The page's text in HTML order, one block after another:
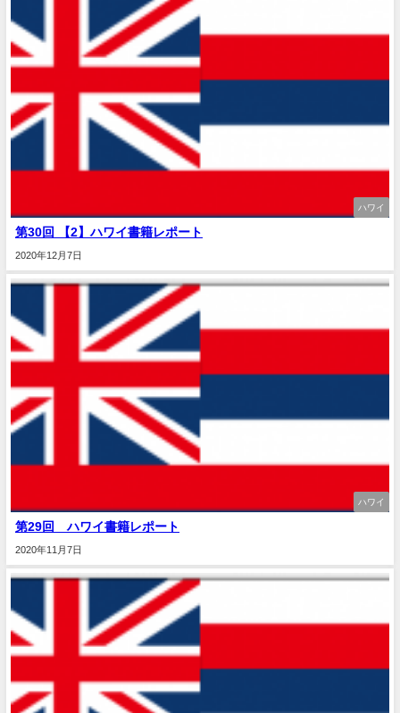
ハワイ
第30回 【2】ハワイ書籍レポート
2020年12月7日
ハワイ
第29回 ハワイ書籍レポート
2020年11月7日